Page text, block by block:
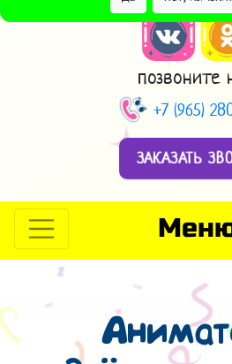
позвоните
+7 (965)
ЗАКАЗАТЬ